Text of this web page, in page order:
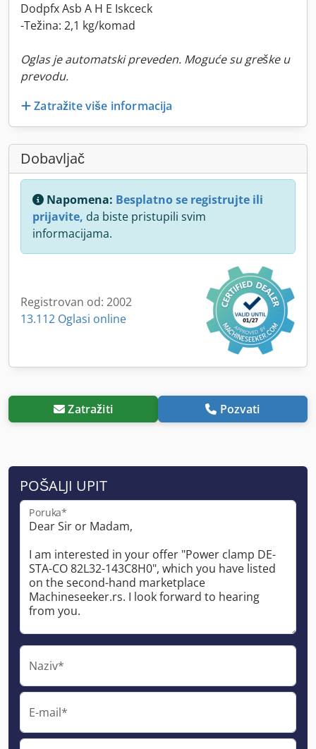
Dodpfx Asb A H E Iskceck
-Težina: 2,1 kg/komad
Oglas je automatski preveden. Moguće su greške u
prevodu.
Zatražite više informacija
Dobavljač
Napomena: Besplatno se registrujte ili
prijavite, da biste pristupili svim
informacijama.
Registrovan od: 2002
13.112 Oglasi online
Zatražiti Pozvati
POŠALJI UPIT
Poruka*
Naziv*
E-mail*